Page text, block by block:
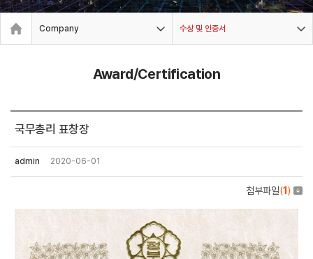
Company 수상 및 인증서
Award/Certification
국무총리 표창장
admin 2020-06-01
첨부파일(1 )